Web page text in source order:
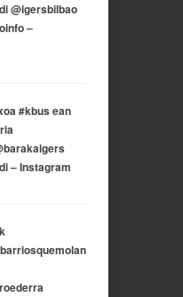
@igersbilbao
–
#kbus ean
– Instagram